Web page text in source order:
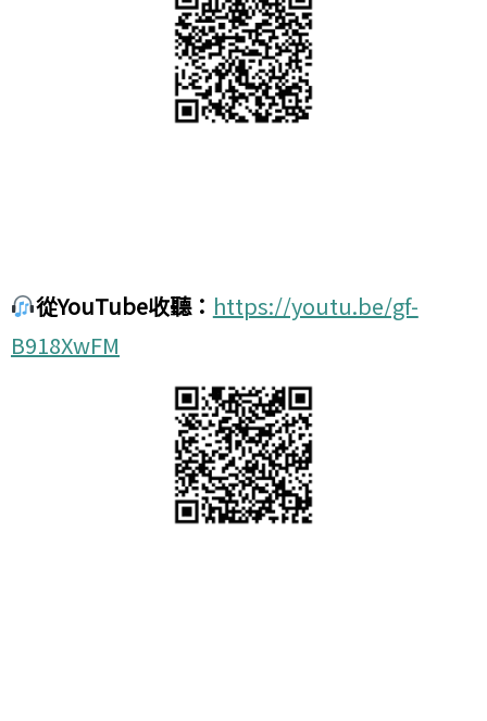
從YouTube收聽： https://youtu.be/gf-
B918XwFM